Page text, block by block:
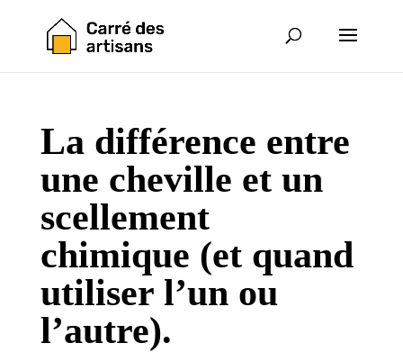
La différence entre
une cheville et un
scellement
chimique (et quand
utiliser l’un ou
l’autre).